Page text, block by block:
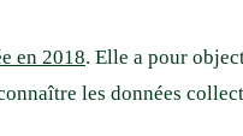
en 2018. Elle a pour
les données